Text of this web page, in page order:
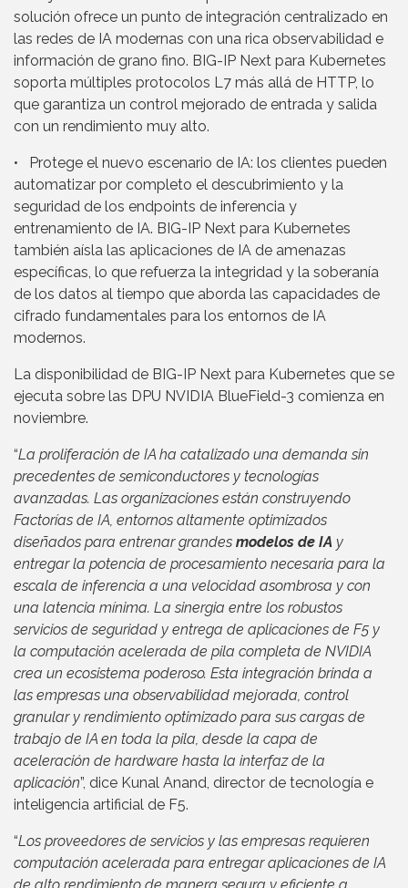
solución ofrece un punto de integración centralizado en
las redes de IA modernas con una rica observabilidad e
información de grano fino. BIG-IP Next para Kubernetes
soporta múltiples protocolos L7 más allá de HTTP, lo
que garantiza un control mejorado de entrada y salida
con un rendimiento muy alto.
• Protege el nuevo escenario de IA: los clientes pueden
automatizar por completo el descubrimiento y la
seguridad de los endpoints de inferencia y
entrenamiento de IA. BIG-IP Next para Kubernetes
también aísla las aplicaciones de IA de amenazas
específicas, lo que refuerza la integridad y la soberanía
de los datos al tiempo que aborda las capacidades de
cifrado fundamentales para los entornos de IA
modernos.
La disponibilidad de BIG-IP Next para Kubernetes que se
ejecuta sobre las DPU NVIDIA BlueField-3 comienza en
noviembre.
“La proliferación de IA ha catalizado una demanda sin
precedentes de semiconductores y tecnologías
avanzadas. Las organizaciones están construyendo
Factorías de IA, entornos altamente optimizados
diseñados para entrenar grandes modelos de IA y
entregar la potencia de procesamiento necesaria para la
escala de inferencia a una velocidad asombrosa y con
una latencia mínima. La sinergia entre los robustos
servicios de seguridad y entrega de aplicaciones de F5 y
la computación acelerada de pila completa de NVIDIA
crea un ecosistema poderoso. Esta integración brinda a
las empresas una observabilidad mejorada, control
granular y rendimiento optimizado para sus cargas de
trabajo de IA en toda la pila, desde la capa de
aceleración de hardware hasta la interfaz de la
aplicación”, dice Kunal Anand, director de tecnología e
inteligencia artificial de F5.
“Los proveedores de servicios y las empresas requieren
computación acelerada para entregar aplicaciones de IA
de alto rendimiento de manera segura y eficiente a